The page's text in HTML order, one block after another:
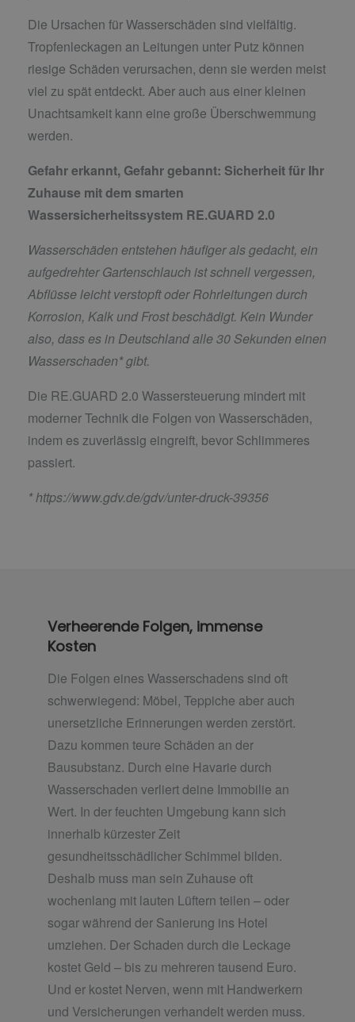
Die Ursachen für Wasserschäden sind vielfältig.
Tropfenleckagen an Leitungen unter Putz können
riesige Schäden verursachen, denn sie werden meist
viel zu spät entdeckt. Aber auch aus einer kleinen
Unachtsamkeit kann eine große Überschwemmung
werden.
Gefahr erkannt, Gefahr gebannt: Sicherheit für Ihr
Zuhause mit dem smarten
Wassersicherheitssystem RE.GUARD 2.0
Wasserschäden entstehen häufiger als gedacht, ein
aufgedrehter Gartenschlauch ist schnell vergessen,
Abflüsse leicht verstopft oder Rohrleitungen durch
Korrosion, Kalk und Frost beschädigt. Kein Wunder
also, dass es in Deutschland alle 30 Sekunden einen
Wasserschaden* gibt.
Die RE.GUARD 2.0 Wassersteuerung mindert mit
moderner Technik die Folgen von Wasserschäden,
indem es zuverlässig eingreift, bevor Schlimmeres
passiert.
*https://www.gdv.de/gdv/unter-druck-39356
Verheerende Folgen, immense
Kosten
Die Folgen eines Wasserschadens sind oft
schwerwiegend: Möbel, Teppiche aber auch
unersetzliche Erinnerungen werden zerstört.
Dazu kommen teure Schäden an der
Bausubstanz. Durch eine Havarie durch
Wasserschaden verliert deine Immobilie an
Wert. In der feuchten Umgebung kann sich
innerhalb kürzester Zeit
gesundheitsschädlicher Schimmel bilden.
Deshalb muss man sein Zuhause oft
wochenlang mit lauten Lüftern teilen – oder
sogar während der Sanierung ins Hotel
umziehen. Der Schaden durch die Leckage
kostet Geld – bis zu mehreren tausend Euro.
Und er kostet Nerven, wenn mit Handwerkern
und Versicherungen verhandelt werden muss.